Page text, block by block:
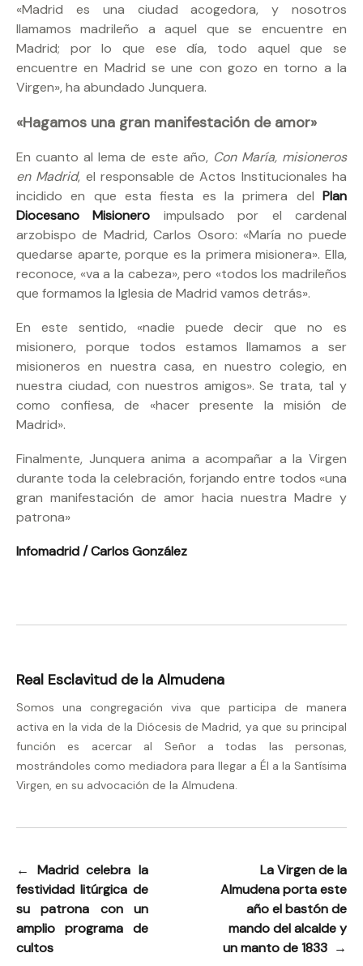
«Madrid es una ciudad acogedora, y nosotros
llamamos madrileño a aquel que se encuentre en
Madrid; por lo que ese día, todo aquel que se
encuentre en Madrid se une con gozo en torno a la
Virgen», ha abundado Junquera.
«Hagamos una gran manifestación de amor»
En cuanto al lema de este año, Con María, misioneros
en Madrid, el responsable de Actos Institucionales ha
incidido en que esta fiesta es la primera del Plan
Diocesano Misionero impulsado por el cardenal
arzobispo de Madrid, Carlos Osoro: «María no puede
quedarse aparte, porque es la primera misionera». Ella,
reconoce, «va a la cabeza», pero «todos los madrileños
que formamos la Iglesia de Madrid vamos detrás».
En este sentido, «nadie puede decir que no es
misionero, porque todos estamos llamamos a ser
misioneros en nuestra casa, en nuestro colegio, en
nuestra ciudad, con nuestros amigos». Se trata, tal y
como confiesa, de «hacer presente la misión de
Madrid».
Finalmente, Junquera anima a acompañar a la Virgen
durante toda la celebración, forjando entre todos «una
gran manifestación de amor hacia nuestra Madre y
patrona»
Infomadrid / Carlos González
Real Esclavitud de la Almudena
Somos una congregación viva que participa de manera
activa en la vida de la Diócesis de Madrid, ya que su principal
función es acercar al Señor a todas las personas,
mostrándoles como mediadora para llegar a Él a la Santísima
Virgen, en su advocación de la Almudena.
Navegación
de
entradas
←
Madrid celebra la
festividad litúrgica de
su patrona con un
amplio programa de
cultos
La Virgen de la
Almudena porta este
año el bastón de
mando del alcalde y
un manto de 1833 →